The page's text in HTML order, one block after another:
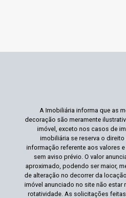
A Imobiliária informa que as
decoração são meramente
imóvel, exceto nos casos de
imobiliária se reserva o
informação referente aos valores
sem aviso prévio. O valor
aproximado, podendo ser maior,
de alteração no decorrer da
imóvel anunciado no site não estar
rotatividade. As solicitações